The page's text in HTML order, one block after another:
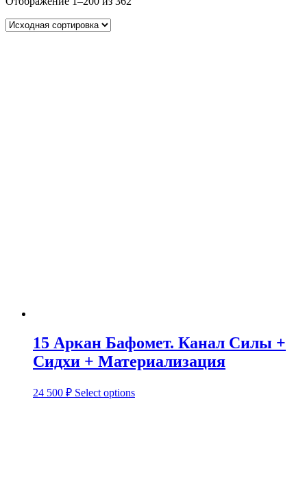
15 Аркан Бафомет. Канал Силы +
Сидхи + Материализация
24 500 ₽ Select options